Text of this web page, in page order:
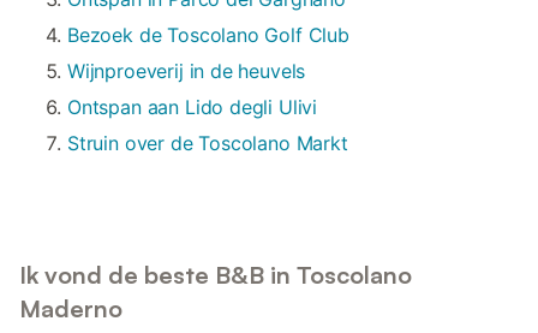
Bezoek de Toscolano Golf Club
Wijnproeverij in de heuvels
Ontspan aan Lido degli Ulivi
Struin over de Toscolano Markt
Ik vond de beste B&B in Toscolano
Maderno